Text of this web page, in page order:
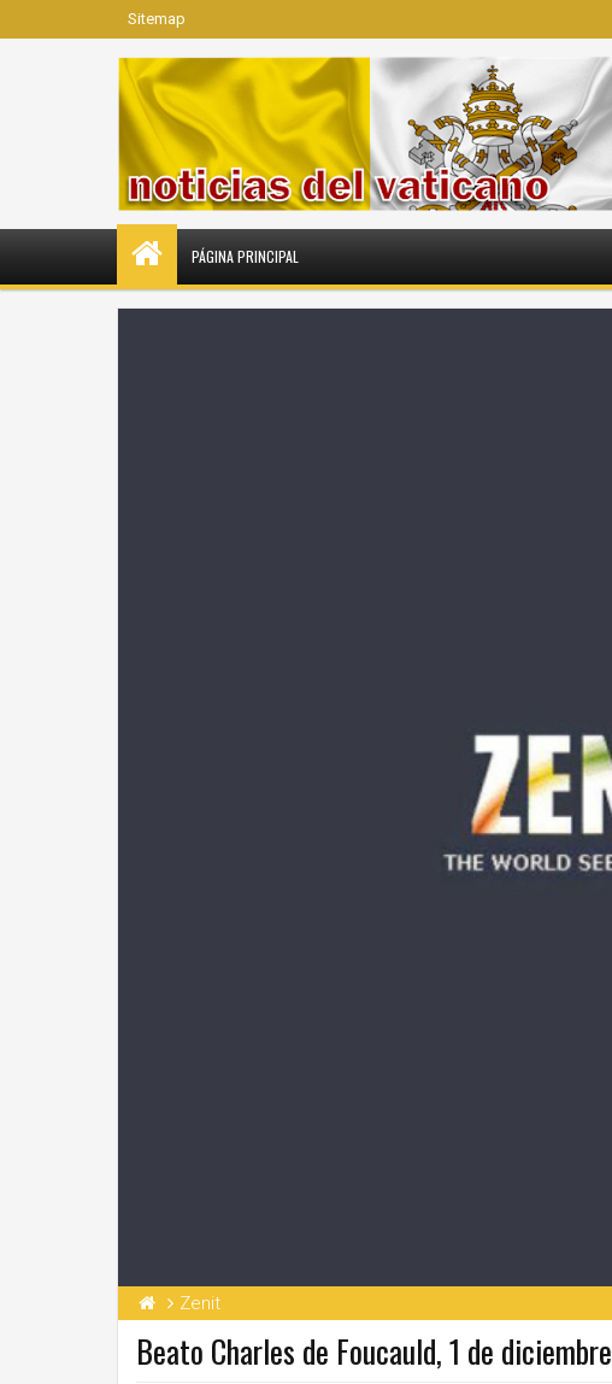
Sitemap
PÁGINA PRINCIPAL
Zenit
Beato Charles de Foucauld, 1 de diciembre